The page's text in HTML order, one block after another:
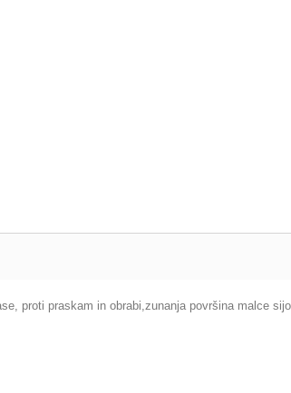
proti praskam in obrabi,zunanja površina malce